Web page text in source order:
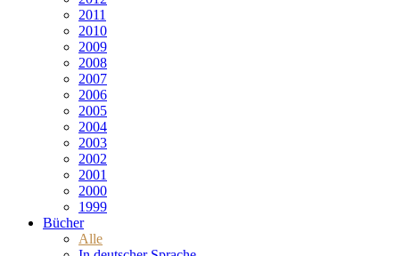
2011
2010
2009
2008
2007
2006
2005
2004
2003
2002
2001
2000
1999
Bücher
Alle